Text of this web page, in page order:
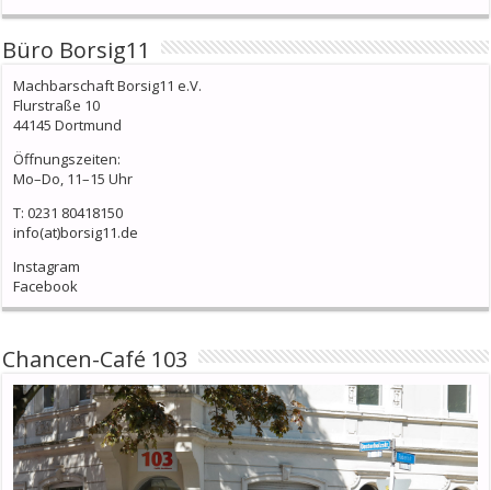
Büro Borsig11
Machbarschaft Borsig11 e.V.
Flurstraße 10
44145 Dortmund
Öffnungszeiten:
Mo–Do, 11–15 Uhr
T: 0231 80418150
info(at)borsig11.de
Instagram
Facebook
Chancen-Café 103